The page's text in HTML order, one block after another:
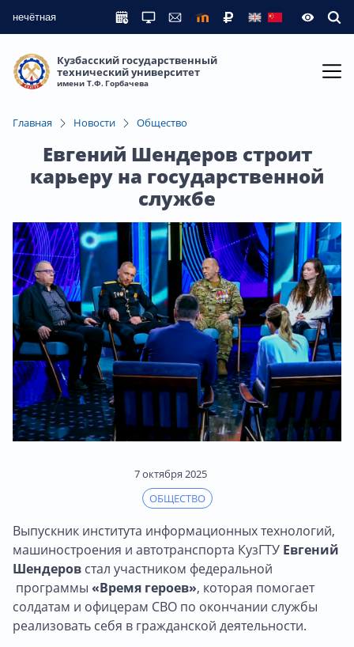
нечётная
Кузбасский государственный
технический университет
имени Т.Ф. Горбачева
Главная Новости Общество
Евгений Шендеров строит
карьеру на государственной
службе
7 октября 2025
ОБЩЕСТВО
Выпускник института информационных технологий,
машиностроения и автотранспорта КузГТУ Евгений
Шендеров стал участником федеральной
программы «Время героев», которая помогает
солдатам и офицерам СВО по окончании службы
реализовать себя в гражданской деятельности.